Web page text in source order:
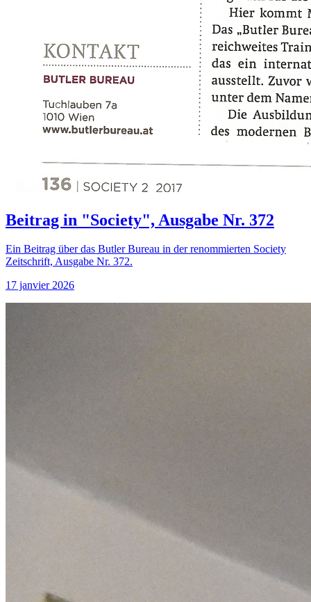
Beitrag in "Society", Ausgabe Nr. 372
Ein Beitrag über das Butler Bureau in der renommierten Society
Zeitschrift, Ausgabe Nr. 372.
17 janvier 2026